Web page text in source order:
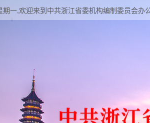
一,欢迎来到中共浙江省委机构编制委员会办